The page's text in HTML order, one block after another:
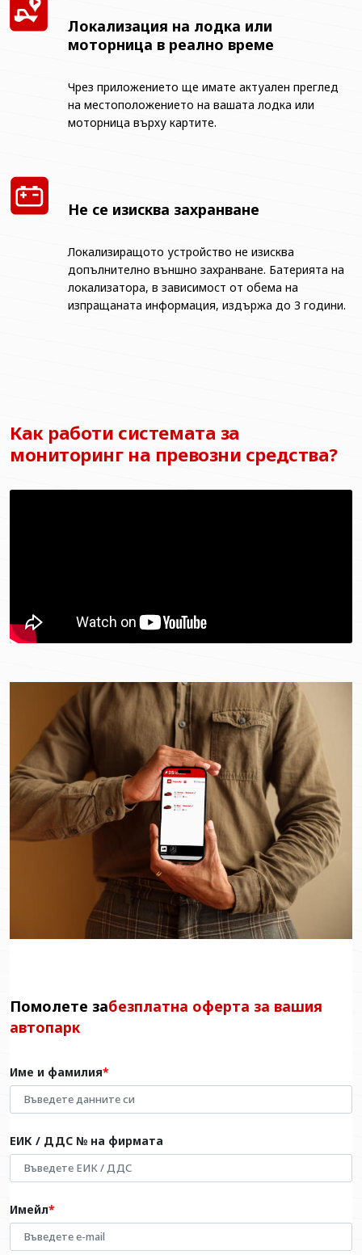
Локализация на лодка или
моторница в реално време
Чрез приложението ще имате актуален преглед
на местоположението на вашата лодка или
моторница върху картите.
Не се изисква захранване
Локализиращото устройство не изисква
допълнително външно захранване. Батерията на
локализатора, в зависимост от обема на
изпращаната информация, издържа до 3 години.
Как работи системата за
мониторинг на превозни средства?
Помолете забезплатна оферта за вашия
автопарк
Име и фамилия
ЕИК / ДДС № на фирмата
Имейл